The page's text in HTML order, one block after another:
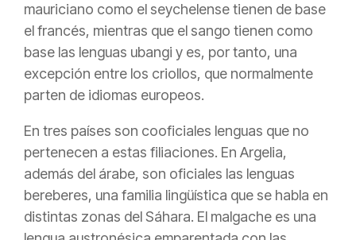
mauriciano como el seychelense tienen de base
el francés, mientras que el sango tienen como
base las lenguas ubangi y es, por tanto, una
excepción entre los criollos, que normalmente
parten de idiomas europeos.
En tres países son cooficiales lenguas que no
pertenecen a estas filiaciones. En Argelia,
además del árabe, son oficiales las lenguas
bereberes, una familia lingüística que se habla en
distintas zonas del Sáhara. El malgache es una